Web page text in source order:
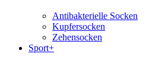
Antibakterielle Socken
Kupfersocken
Zehensocken
Sport+